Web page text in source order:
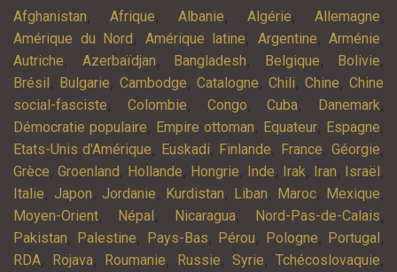
Afghanistan, Afrique, Albanie, Algérie, Allemagne,
Amérique du Nord , Amérique latine, Argentine, Arménie,
Autriche, Azerbaïdjan, Bangladesh, Belgique, Bolivie,
Brésil , Bulgarie, Cambodge, Catalogne, Chili, Chine, Chine
social-fasciste, Colombie, Congo,Cuba, Danemark,
Démocratie populaire, Empire ottoman, Equateur, Espagne,
Etats-Unis d'Amérique, Euskadi, Finlande, France,Géorgie,
Grèce, Groenland , Hollande, Hongrie, Inde, Irak, Iran, Israël ,
Italie, Japon, Jordanie, Kurdistan, Liban, Maroc, Mexique,
Moyen-Orient, Népal , Nicaragua, Nord-Pas-de-Calais,
Pakistan, Palestine, Pays-Bas, Pérou, Pologne, Portugal ,
RDA, Rojava, Roumanie, Russie, Syrie, Tchécoslovaquie,